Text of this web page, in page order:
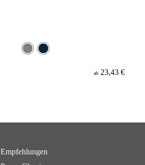
ab 23,43 €
Empfehlungen